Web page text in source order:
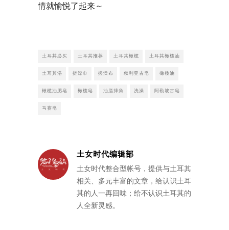
情就愉悦了起来～
土耳其必买 土耳其推荐 土耳其橄榄 土耳其橄榄油
土耳其浴 搓澡巾 搓澡布 叙利亚古皂 橄榄油
橄榄油肥皂 橄榄皂 油脂摔角 洗澡 阿勒坡古皂
马赛皂
土女时代编辑部
土女时代整合型帐号，提供与土耳其
相关、多元丰富的文章，给认识土耳
其的人一再回味；给不认识土耳其的
人全新灵感。